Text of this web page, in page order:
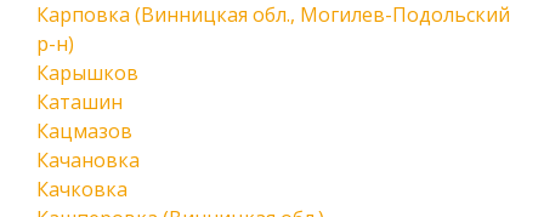
Карповка (Винницкая обл., Могилев-Подольский
р-н)
Карышков
Каташин
Кацмазов
Качановка
Качковка